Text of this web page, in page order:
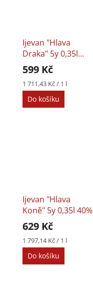
Ijevan "Hlava
Draka" 5y 0,35l
40%
599 Kč
Měrná
cena:
1 711,43 Kč / 1 l
Do košíku
Ijevan "Hlava
Koně" 5y 0,35l 40%
629 Kč
Měrná
cena:
1 797,14 Kč / 1 l
Do košíku